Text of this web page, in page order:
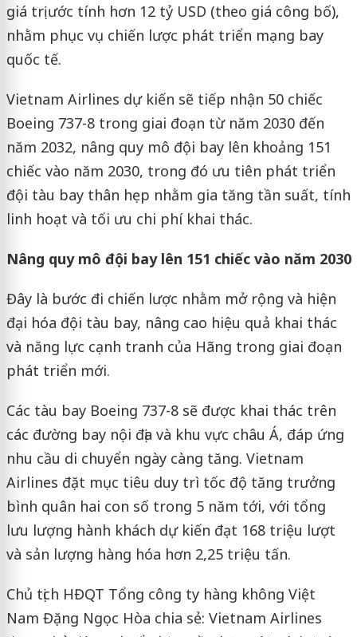
giá trị ước tính hơn 12 tỷ USD (theo giá công bố),
nhằm phục vụ chiến lược phát triển mạng bay
quốc tế.
Vietnam Airlines dự kiến sẽ tiếp nhận 50 chiếc
Boeing 737-8 trong giai đoạn từ năm 2030 đến
năm 2032, nâng quy mô đội bay lên khoảng 151
chiếc vào năm 2030, trong đó ưu tiên phát triển
đội tàu bay thân hẹp nhằm gia tăng tần suất, tính
linh hoạt và tối ưu chi phí khai thác.
Nâng quy mô đội bay lên 151 chiếc vào năm 2030
Đây là bước đi chiến lược nhằm mở rộng và hiện
đại hóa đội tàu bay, nâng cao hiệu quả khai thác
và năng lực cạnh tranh của Hãng trong giai đoạn
phát triển mới.
Các tàu bay Boeing 737-8 sẽ được khai thác trên
các đường bay nội địa và khu vực châu Á, đáp ứng
nhu cầu di chuyển ngày càng tăng. Vietnam
Airlines đặt mục tiêu duy trì tốc độ tăng trưởng
bình quân hai con số trong 5 năm tới, với tổng
lưu lượng hành khách dự kiến đạt 168 triệu lượt
và sản lượng hàng hóa hơn 2,25 triệu tấn.
Chủ tịch HĐQT Tổng công ty hàng không Việt
Nam Đặng Ngọc Hòa chia sẻ: Vietnam Airlines